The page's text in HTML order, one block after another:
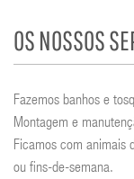
OS NOSSOS
Fazemos banhos e
Montagem e
Ficamos com animais
ou fins-de-semana.